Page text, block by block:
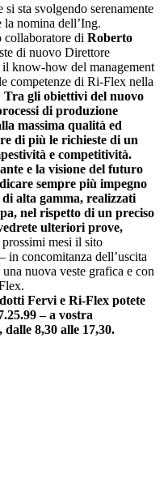
sta svolgendo serenamente
la nomina dell’Ing.
di Roberto
di nuovo Direttore
know-how del management
competenze di Ri-Flex nella
Tra gli obiettivi del nuovo
di produzione
massima qualità ed
di più le richieste di un
e competitività.
e la visione del futuro
sempre più impegno
alta gamma, realizzati
nel rispetto di un preciso
ulteriori prove,
mesi il sito
concomitanza dell’uscita
nuova veste grafica e con
Fervi e Ri-Flex potete
– a vostra
8,30 alle 17,30.